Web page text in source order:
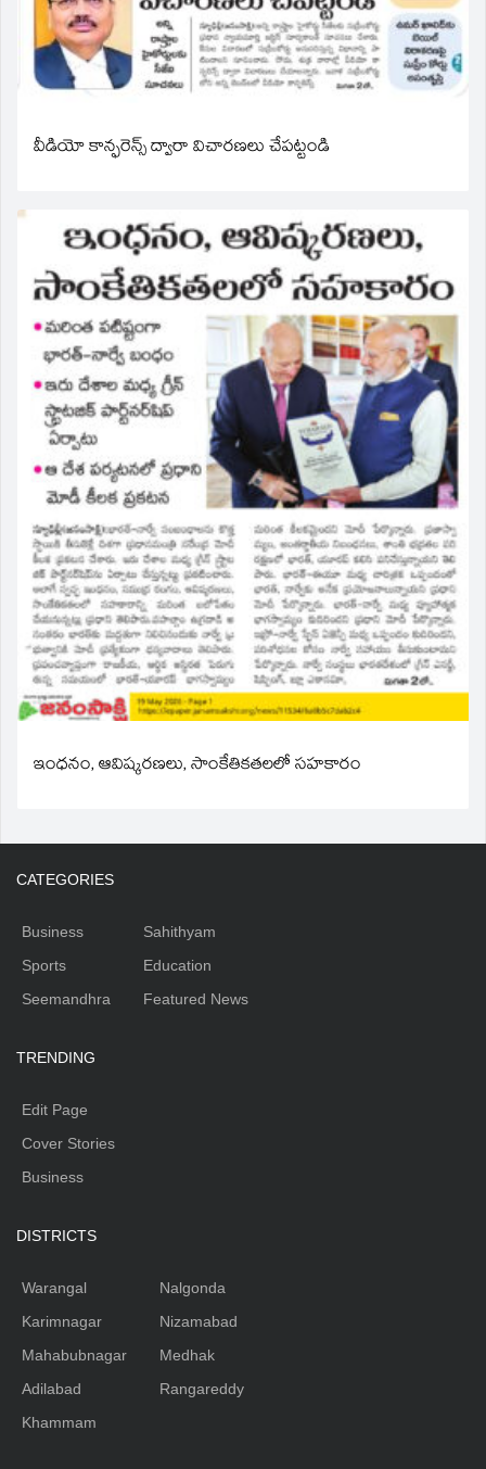
వీడియో కాన్ఫరెన్స్ ద్వారా విచారణలు చేపట్టండి
ఇంధనం, ఆవిష్కరణలు, సాంకేతికతలలో సహకారం
CATEGORIES
Business
Sports
Seemandhra
Sahithyam
Education
Featured News
TRENDING
Edit Page
Cover Stories
Business
DISTRICTS
Warangal
Karimnagar
Mahabubnagar
Adilabad
Khammam
Nalgonda
Nizamabad
Medhak
Rangareddy